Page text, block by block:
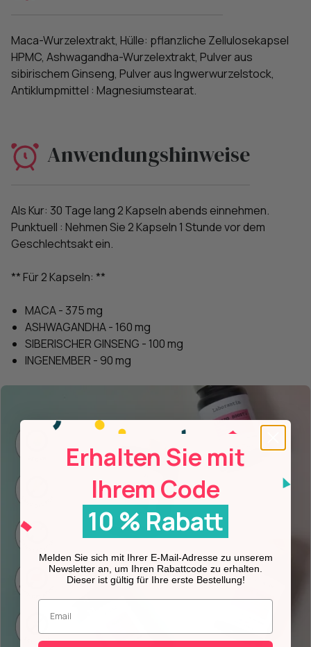
Maca-Wurzelextrakt, Hülle: pflanzliche Zellulosekapsel
HPMC, Ashwagandha-Wurzelextrakt, Pulver aus
sibirischem Ginseng, Pulver aus Ingwerwurzelstock,
Antiklumpmittel : Magnesiumstearat.
Anwendungshinweise
Als Kur: 30 Tage lang 2 Kapseln abends einnehmen.
Punktuell : Nehmen Sie 2 Kapseln 1 Stunde vor dem
Geschlechtsakt ein.
** Für 2 Kapseln: **
MACA - 375 mg
ASHWAGANDHA - 160 mg
SIBERISCHER GINSENG - 100 mg
INGENEMBER - 90 mg
Erhalten Sie mit
Ihrem Code
10 % Rabatt
Melden Sie sich mit Ihrer E-Mail-Adresse zu unserem
Newsletter an, um Ihren Rabattcode zu erhalten.
Dieser ist gültig für Ihre erste Bestellung!
Geben Sie Ihre E-Mail-Adresse ein.